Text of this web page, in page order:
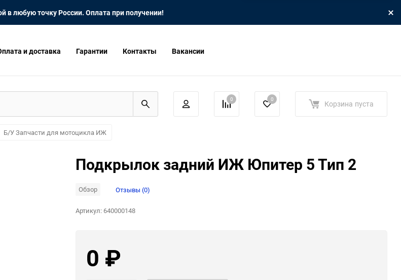
в любую точку России. Оплата при получении!
и доставка Гарантии Контакты Вакансии
0 0 Корзина пуста
Б/У Запчасти для мотоцикла ИЖ
Подкрылок задний ИЖ Юпитер 5 Тип 2
Обзор Отзывы (0)
Артикул: 640000148
0 ₽